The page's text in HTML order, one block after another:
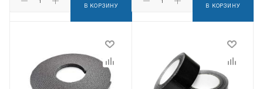
В КОРЗИНУ В КОРЗИНУ